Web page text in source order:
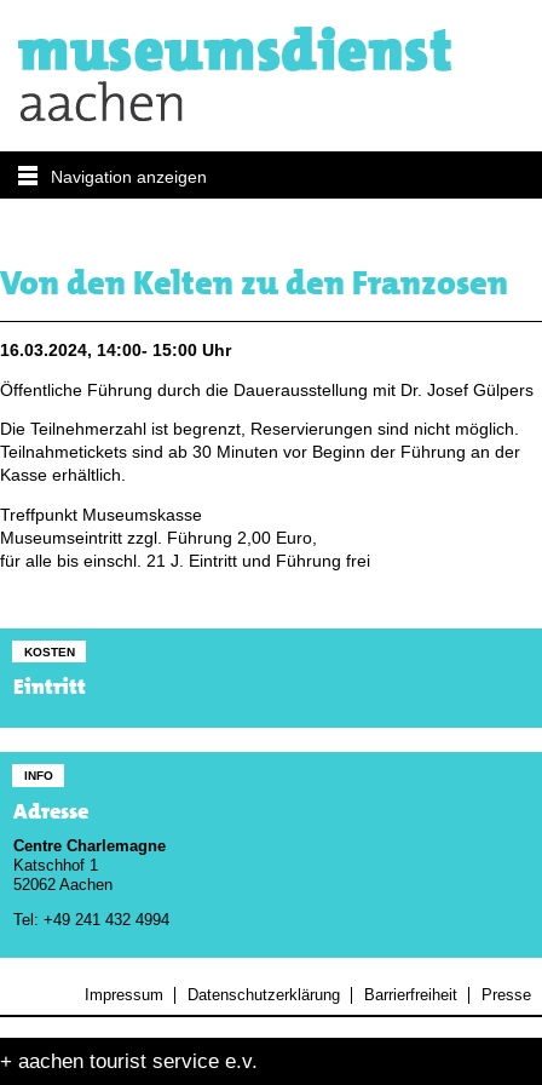
Navigation anzeigen
Von den Kelten zu den Franzosen
16.03.2024, 14:00- 15:00 Uhr
Öffentliche Führung durch die Dauerausstellung mit Dr. Josef Gülpers
Die Teilnehmerzahl ist begrenzt, Reservierungen sind nicht möglich.
Teilnahmetickets sind ab 30 Minuten vor Beginn der Führung an der
Kasse erhältlich.
Treffpunkt Museumskasse
Museumseintritt zzgl. Führung 2,00 Euro,
für alle bis einschl. 21 J. Eintritt und Führung frei
KOSTEN
Eintritt
INFO
Adresse
Centre Charlemagne
Katschhof 1
52062 Aachen
Tel: +49 241 432 4994
Impressum Datenschutzerklärung Barrierfreiheit Presse
+ aachen tourist service e.v.